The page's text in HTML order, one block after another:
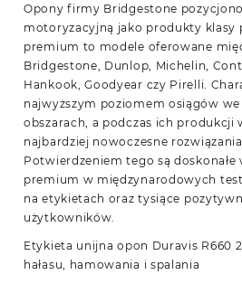
Opony firmy Bridgestone
motoryzacyjną jako produkty klasy
premium to modele oferowane
Bridgestone, Dunlop, Michelin,
Hankook, Goodyear czy Pirelli.
najwyższym poziomem osiągów
obszarach, a podczas ich produkcji
najbardziej nowoczesne
Potwierdzeniem tego są
premium w międzynarodowych
na etykietach oraz tysiące
użytkowników.
Etykieta unijna opon Duravis R660
hałasu, hamowania i spalania